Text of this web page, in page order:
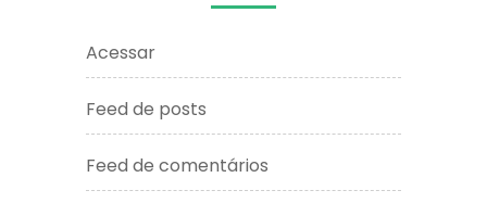
Acessar
Feed de posts
Feed de comentários